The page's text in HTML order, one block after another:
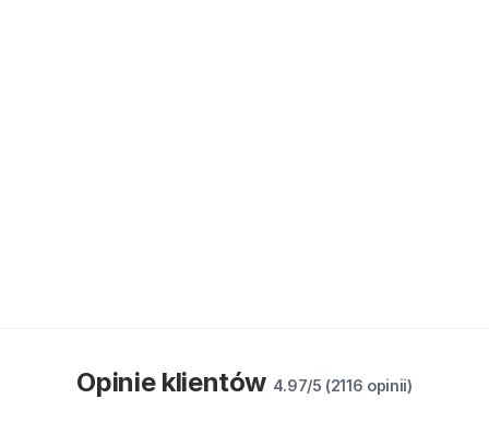
Opinie klientów 4.97/5 (2116 opinii)